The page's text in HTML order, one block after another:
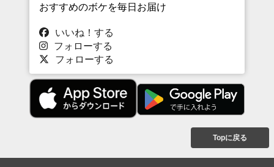
おすすめのボケを毎日お届け
いいね！する
フォローする
フォローする
Topに戻る